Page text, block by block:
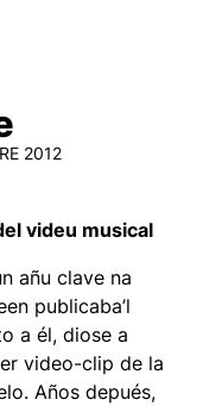
2012
videu musical
añu clave na
publicaba’l
a él, diose a
video-clip de la
Años depués,